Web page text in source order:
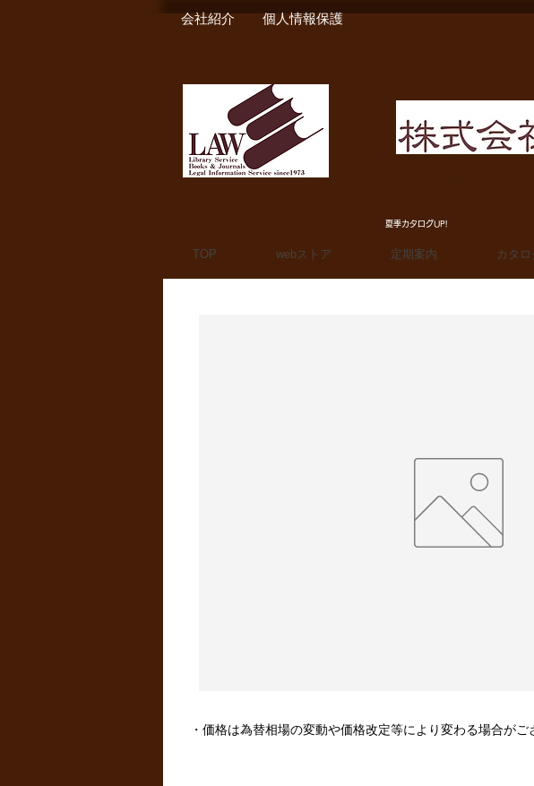
会社紹介 個人情報保護
夏季カタログUP!
TOP webストア 定期案内 カタロ
・価格は為替相場の変動や価格改定等により変わる場合がご